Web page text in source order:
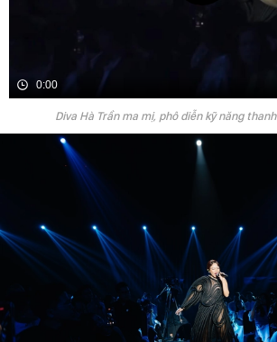
0:00
Diva Hà Trần ma mị, phô diễn kỹ năng